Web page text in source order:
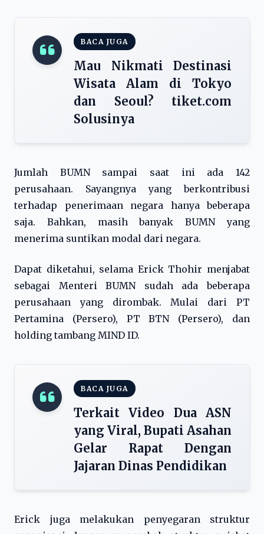
BACA JUGA
Mau Nikmati Destinasi
Wisata Alam di Tokyo
dan Seoul? tiket.com
Solusinya
Jumlah BUMN sampai saat ini ada 142
perusahaan. Sayangnya yang berkontribusi
terhadap penerimaan negara hanya beberapa
saja. Bahkan, masih banyak BUMN yang
menerima suntikan modal dari negara.
Dapat diketahui, selama Erick Thohir menjabat
sebagai Menteri BUMN sudah ada beberapa
perusahaan yang dirombak. Mulai dari PT
Pertamina (Persero), PT BTN (Persero), dan
holding tambang MIND ID.
BACA JUGA
Terkait Video Dua ASN
yang Viral, Bupati Asahan
Gelar Rapat Dengan
Jajaran Dinas Pendidikan
Erick juga melakukan penyegaran struktur